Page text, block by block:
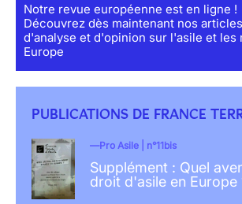
Notre revue européenne est en ligne !
Découvrez dès maintenant nos
d'analyse et d'opinion sur l'asile et les
Europe
PUBLICATIONS DE FRANCE
Pro Asile | n°11bis
Supplément : Quel
droit d'asile en Europe